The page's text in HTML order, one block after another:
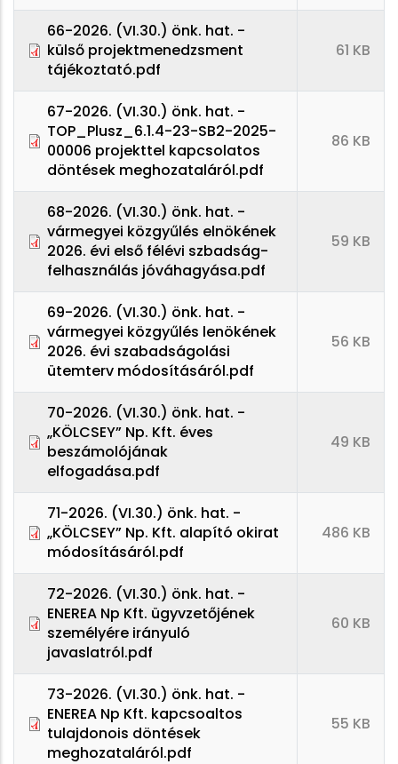
66-2026. (VI.30.) önk. hat. -
külső projektmenedzsment
tájékoztató.pdf
61 KB
67-2026. (VI.30.) önk. hat. -
TOP_Plusz_6.1.4-23-SB2-2025-
00006 projekttel kapcsolatos
döntések meghozataláról.pdf
86 KB
68-2026. (VI.30.) önk. hat. -
vármegyei közgyűlés elnökének
2026. évi első félévi szbadság-
felhasználás jóváhagyása.pdf
59 KB
69-2026. (VI.30.) önk. hat. -
vármegyei közgyűlés lenökének
2026. évi szabadságolási
ütemterv módosításáról.pdf
56 KB
70-2026. (VI.30.) önk. hat. -
„KÖLCSEY” Np. Kft. éves
beszámolójának
elfogadása.pdf
49 KB
71-2026. (VI.30.) önk. hat. -
„KÖLCSEY” Np. Kft. alapító okirat
módosításáról.pdf
486 KB
72-2026. (VI.30.) önk. hat. -
ENEREA Np Kft. ügyvzetőjének
személyére irányuló
javaslatról.pdf
60 KB
73-2026. (VI.30.) önk. hat. -
ENEREA Np Kft. kapcsoaltos
tulajdonois döntések
meghozataláról.pdf
55 KB